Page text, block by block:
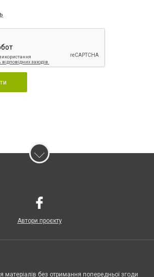
Автори проєкту
матеріалів без отримання попередньої згоди